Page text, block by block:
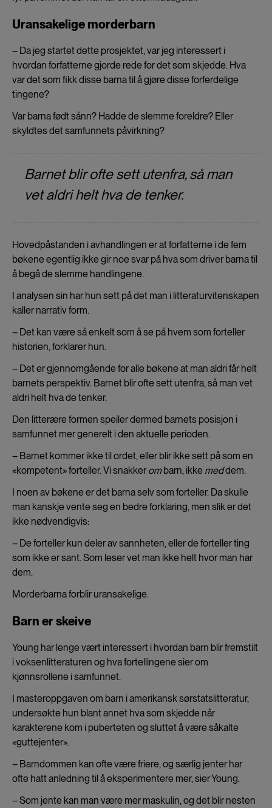
Uransakelige morderbarn
– Da jeg startet dette prosjektet, var jeg interessert i
hvordan forfatterne gjorde rede for det som skjedde. Hva
var det som fikk disse barna til å gjøre disse forferdelige
tingene?
Var barna født sånn? Hadde de slemme foreldre? Eller
skyldtes det samfunnets påvirkning?
Barnet blir ofte sett utenfra, så man
vet aldri helt hva de tenker.
Hovedpåstanden i avhandlingen er at forfatterne i de fem
bøkene egentlig ikke gir noe svar på hva som driver barna til
å begå de slemme handlingene.
I analysen sin har hun sett på det man i litteraturvitenskapen
kaller narrativ form.
– Det kan være så enkelt som å se på hvem som forteller
historien, forklarer hun.
– Det er gjennomgående for alle bøkene at man aldri får helt
barnets perspektiv. Barnet blir ofte sett utenfra, så man vet
aldri helt hva de tenker.
Den litterære formen speiler dermed barnets posisjon i
samfunnet mer generelt i den aktuelle perioden.
– Barnet kommer ikke til ordet, eller blir ikke sett på som en
«kompetent» forteller. Vi snakkerombarn, ikke meddem.
I noen av bøkene er det barna selv som forteller. Da skulle
man kanskje vente seg en bedre forklaring, men slik er det
ikke nødvendigvis:
– De forteller kun deler av sannheten, eller de forteller ting
som ikke er sant. Som leser vet man ikke helt hvor man har
dem.
Morderbarna forblir uransakelige.
Barn er skeive
Young har lenge vært interessert i hvordan barn blir fremstilt
i voksenlitteraturen og hva fortellingene sier om
kjønnsrollene i samfunnet.
I masteroppgaven om barn i amerikansk sørstatslitteratur,
undersøkte hun blant annet hva som skjedde når
karakterene kom i puberteten og sluttet å være såkalte
«guttejenter».
– Barndommen kan ofte være friere, og særlig jenter har
ofte hatt anledning til å eksperimentere mer, sier Young.
– Som jente kan man være mer maskulin, og det blir nesten